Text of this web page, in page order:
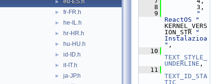
► eu-ES.h
► fr-FR.h
► he-IL.h
► hr-HR.h
► hu-HU.h
► id-ID.h
► it-IT.h
► ja-JP.h
    8
        3,
    9
"
ReactOS "
KERNEL_VERS
ION_STR
"
Instalazioa
" ,
   10
TEXT_STYLE_
UNDERLINE ,
   11
TEXT_ID_STA
TIC